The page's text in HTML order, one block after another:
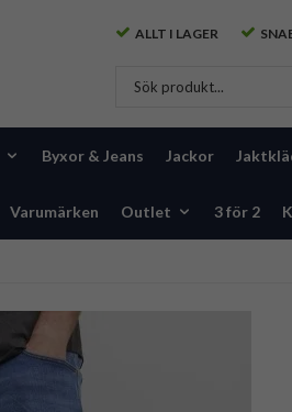
ALLT I LAGER
Byxor & Jeans Jackor
Varumärken Outlet 3 för 2